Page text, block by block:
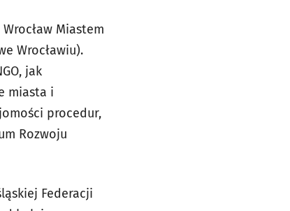
Miastem
Wrocławiu).
jak
miasta i
procedur,
Rozwoju
Federacji